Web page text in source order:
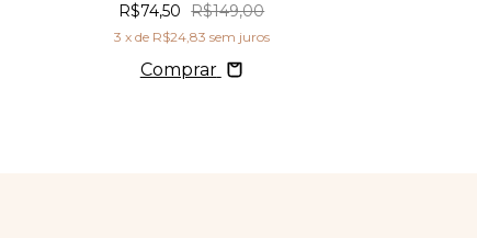
R$74,50 R$149,00
3 x de R$24,83 sem juros
Comprar